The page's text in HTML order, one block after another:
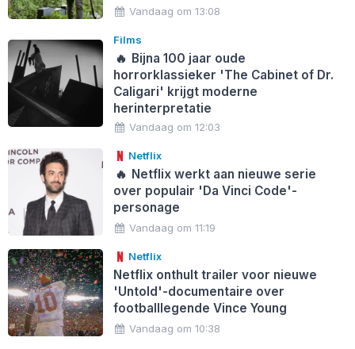
Vandaag om 13:08
Films
🔥 Bijna 100 jaar oude
horrorklassieker 'The Cabinet of Dr.
Caligari' krijgt moderne
herinterpretatie
Vandaag om 12:03
Netflix
🔥 Netflix werkt aan nieuwe serie
over populair 'Da Vinci Code'-
personage
Vandaag om 11:19
Netflix
Netflix onthult trailer voor nieuwe
'Untold'-documentaire over
footballlegende Vince Young
Vandaag om 10:38